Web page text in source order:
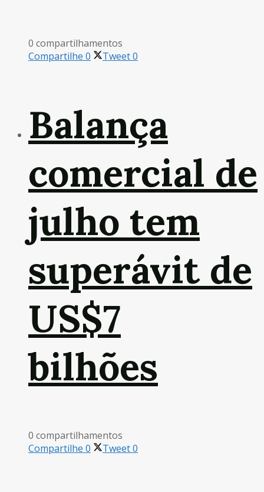
0 compartilhamentos
Compartilhe 0 Tweet0
Balança
comercial de
julho tem
superávit de
US$7
bilhões
0 compartilhamentos
Compartilhe 0 Tweet0